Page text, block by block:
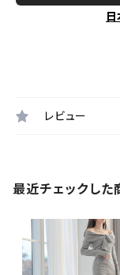
レビュー
最近チェックした